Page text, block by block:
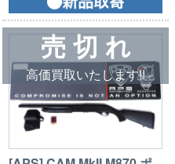
売 切 れ
高価買取いたします!!